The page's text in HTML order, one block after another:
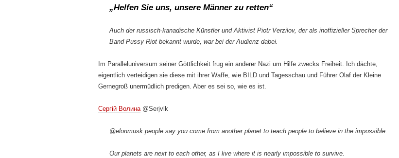
„Helfen Sie uns, unsere Männer zu retten“
Auch der russisch-kanadische Künstler und Aktivist Piotr Verzilov, der als inoffizieller Sprecher der
Band Pussy Riot bekannt wurde, war bei der Audienz dabei.
Im Paralleluniversum seiner Göttlichkeit frug ein anderer Nazi um Hilfe zwecks Freiheit. Ich dächte,
eigentlich verteidigen sie diese mit ihrer Waffe, wie BILD und Tagesschau und Führer Olaf der Kleine
Gernegroß unermüdlich predigen. Aber es sei so, wie es ist.
Сергій Волина @Serjvlk
@elonmusk people say you come from another planet to teach people to believe in the impossible.
Our planets are next to each other, as I live where it is nearly impossible to survive.